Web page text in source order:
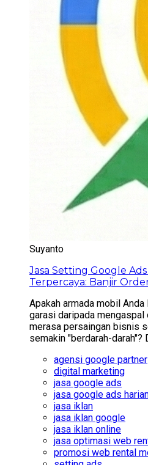
Suyanto
Jasa Setting Google
Terpercaya: Banjir
Apakah armada mobil
garasi daripada mengaspal
merasa persaingan bisnis
semakin "berdarah-darah"?
agensi google partner
digital marketing
jasa google ads
jasa google ads
jasa iklan
jasa iklan google
jasa iklan online
jasa optimasi web
promosi web rental